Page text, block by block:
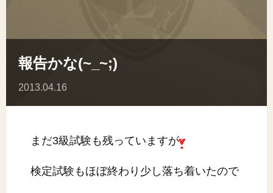
報告かな(~_~;)
2013.04.16
まだ3級試験も残っていますが
検定試験もほぼ終わり少し落ち着いたので